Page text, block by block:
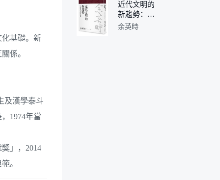
基礎。新
係。
及漢學泰斗
1974年當
」，2014
。
近代文明的
新趨勢：十
九世紀以來
余英時